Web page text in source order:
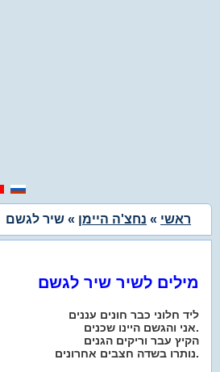
ראשי » נחצ'ה היימן » שיר לגשם
מילים לשיר שיר לגשם
ליד חלוני כבר חונים עננים
אני והגשם היינו שכנים.
הקיץ עבר וריקים הגנים
נותרו בשדה חצבים אחרונים.